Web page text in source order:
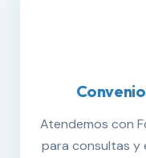
Atendemos con
para consultas y